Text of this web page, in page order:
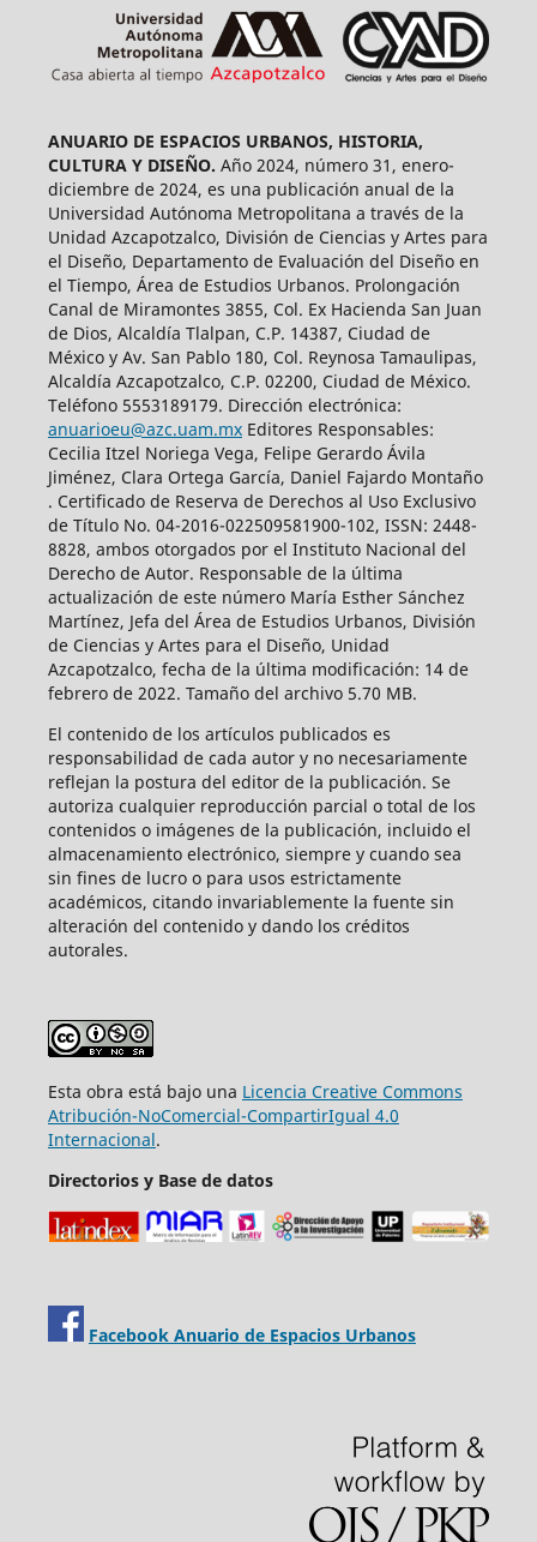
ANUARIO DE ESPACIOS URBANOS, HISTORIA,
CULTURA Y DISEÑO. Año 2024, número 31, enero-
diciembre de 2024, es una publicación anual de la
Universidad Autónoma Metropolitana a través de la
Unidad Azcapotzalco, División de Ciencias y Artes para
el Diseño, Departamento de Evaluación del Diseño en
el Tiempo, Área de Estudios Urbanos. Prolongación
Canal de Miramontes 3855, Col. Ex Hacienda San Juan
de Dios, Alcaldía Tlalpan, C.P. 14387, Ciudad de
México y Av. San Pablo 180, Col. Reynosa Tamaulipas,
Alcaldía Azcapotzalco, C.P. 02200, Ciudad de México.
Teléfono 5553189179. Dirección electrónica:
anuarioeu@azc.uam.mxEditores Responsables:
Cecilia Itzel Noriega Vega, Felipe Gerardo Ávila
Jiménez, Clara Ortega García, Daniel Fajardo Montaño
. Certificado de Reserva de Derechos al Uso Exclusivo
de Título No. 04-2016-022509581900-102, ISSN: 2448-
8828, ambos otorgados por el Instituto Nacional del
Derecho de Autor. Responsable de la última
actualización de este número María Esther Sánchez
Martínez, Jefa del Área de Estudios Urbanos, División
de Ciencias y Artes para el Diseño, Unidad
Azcapotzalco, fecha de la última modificación: 14 de
febrero de 2022. Tamaño del archivo 5.70 MB.
El contenido de los artículos publicados es
responsabilidad de cada autor y no necesariamente
reflejan la postura del editor de la publicación. Se
autoriza cualquier reproducción parcial o total de los
contenidos o imágenes de la publicación, incluido el
almacenamiento electrónico, siempre y cuando sea
sin fines de lucro o para usos estrictamente
académicos, citando invariablemente la fuente sin
alteración del contenido y dando los créditos
autorales.
Esta obra está bajo una Licencia Creative Commons
Atribución-NoComercial-CompartirIgual 4.0
Internacional.
Directorios y Base de datos
Facebook Anuario de Espacios Urbanos